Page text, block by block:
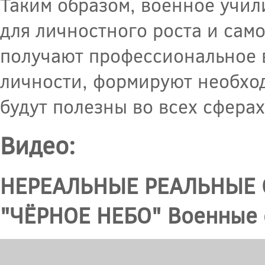
для личностного роста и
получают
личности, формируют
будут полезны во всех
Видео:
НЕРЕАЛЬНЫЕ
"ЧЁРНОЕ НЕБО" Военные